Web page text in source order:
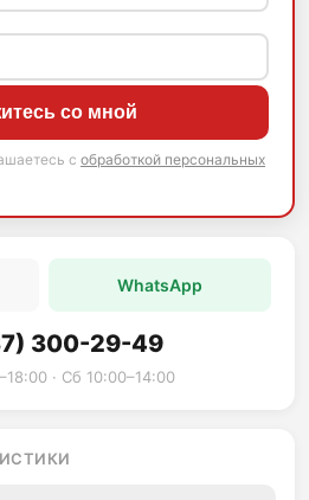
со мной
с обработкой персональных
WhatsApp
300-29-49
· Сб 10:00–14:00